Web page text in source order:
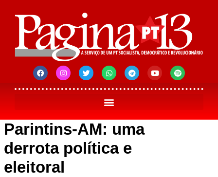
Parintins-AM: uma
derrota política e
eleitoral